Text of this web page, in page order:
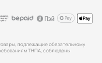
подлежащие обязательному
ТНПА, соблюдены